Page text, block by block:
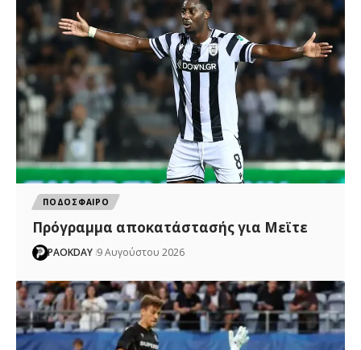
ΠΟΔΟΣΦΑΙΡΟ
Πρόγραμμα αποκατάστασής για Μεϊτε
PAOKDAY 9 Αυγούστου 2026